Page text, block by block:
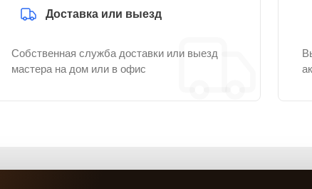
Доставка или выезд
Собственная служба доставки или выезд
мастера на дом или в офис